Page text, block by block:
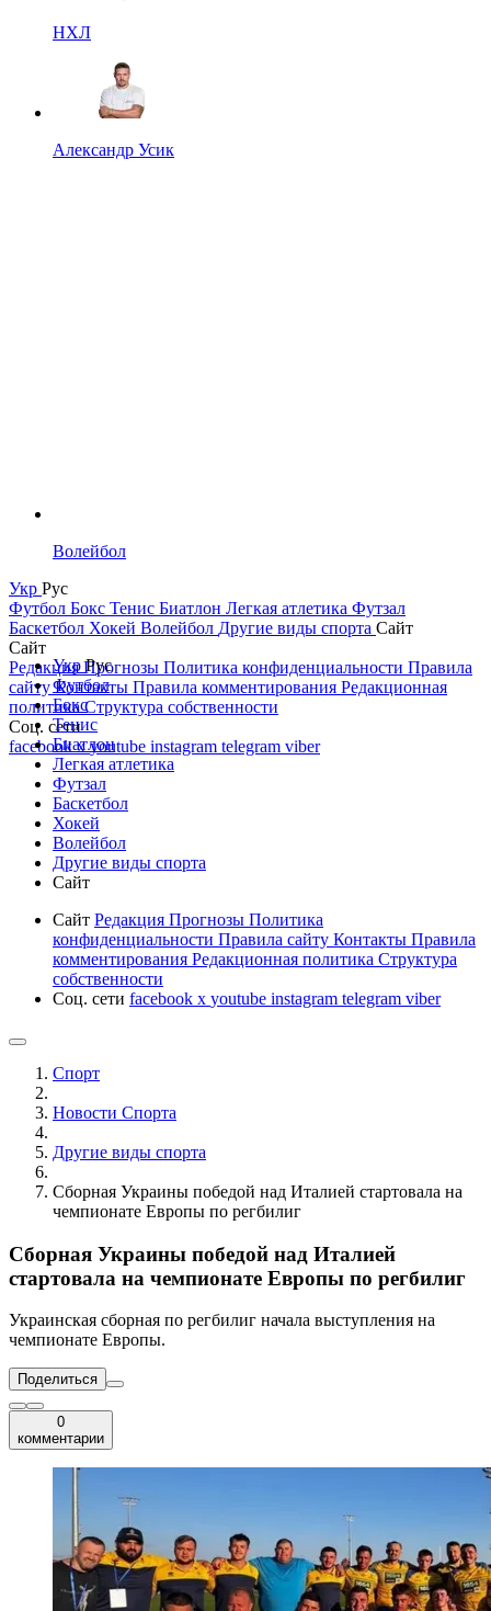
НХЛ
Александр Усик
Волейбол
Укр Рус
Футбол Бокс Тенис Биатлон Легкая атлетика Футзал
Баскетбол Хокей Волейбол Другие виды спорта Сайт
Сайт
РедакцияПрогнозы Политика конфиденциальности Правила
сайтуКонтакты Правила комментирования Редакционная
политикаСтруктура собственности
Соц. сети
facebookxyoutube instagram telegram viber
УкрРус
Футбол
Бокс
Тенис
Биатлон
Легкая атлетика
Футзал
Баскетбол
Хокей
Волейбол
Другие виды спорта
Сайт
Сайт Редакция Прогнозы Политика
конфиденциальности Правила сайту Контакты Правила
комментирования Редакционная политика Структура
собственности
Соц. сети facebook x youtube instagram telegram viber
Спорт
Новости Cпорта
Другие виды спорта
Сборная Украины победой над Италией стартовала на
чемпионате Европы по регбилиг
Сборная Украины победой над Италией
стартовала на чемпионате Европы по регбилиг
Украинская сборная по регбилиг начала выступления на
чемпионате Европы.
Поделиться
0
комментарии